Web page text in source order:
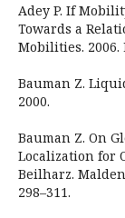
Adey P. If
Towards a
Mobilities. 2006.
Bauman Z.
2000.
Bauman Z. On
Localization for
Beilharz.
298–311.